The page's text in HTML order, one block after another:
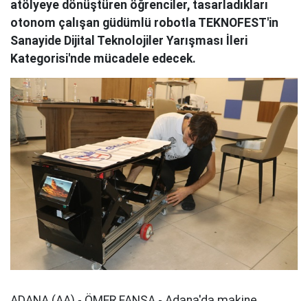
atölyeye dönüştüren öğrenciler, tasarladıkları
otonom çalışan güdümlü robotla TEKNOFEST'in
Sanayide Dijital Teknolojiler Yarışması İleri
Kategorisi'nde mücadele edecek.